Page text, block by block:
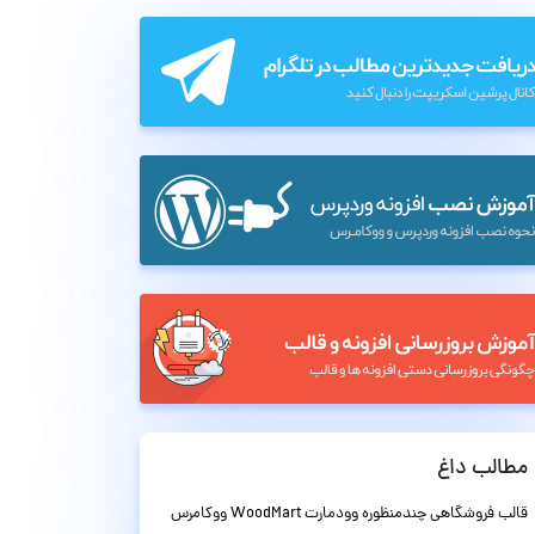
مطالب داغ
قالب فروشگاهی چندمنظوره وودمارت WoodMart ووکامرس